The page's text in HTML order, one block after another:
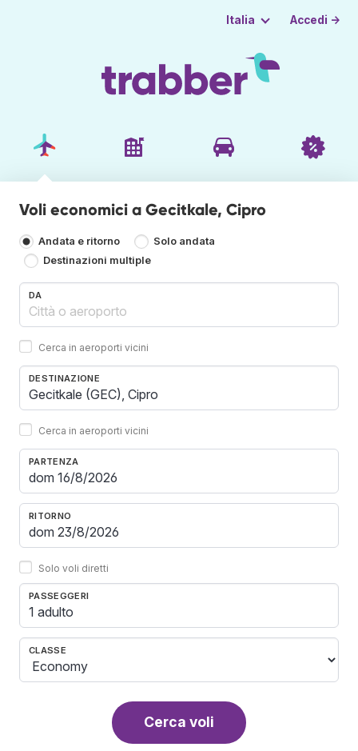
Italia Accedi →
Voli economici a Gecitkale, Cipro
Andata e ritorno
Solo andata
Destinazioni multiple
DA
Cerca in aeroporti vicini
DESTINAZIONE
Cerca in aeroporti vicini
PARTENZA
RITORNO
Solo voli diretti
PASSEGGERI
1 adulto
CLASSE
Cerca voli